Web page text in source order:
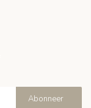
Abonneer